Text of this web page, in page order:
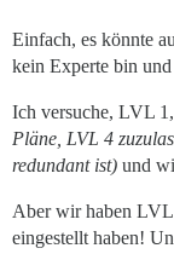
Einfach, es könnte
kein Experte bin
Ich versuche, LVL
Pläne, LVL 4
redundant ist) und
Aber wir haben
eingestellt haben!